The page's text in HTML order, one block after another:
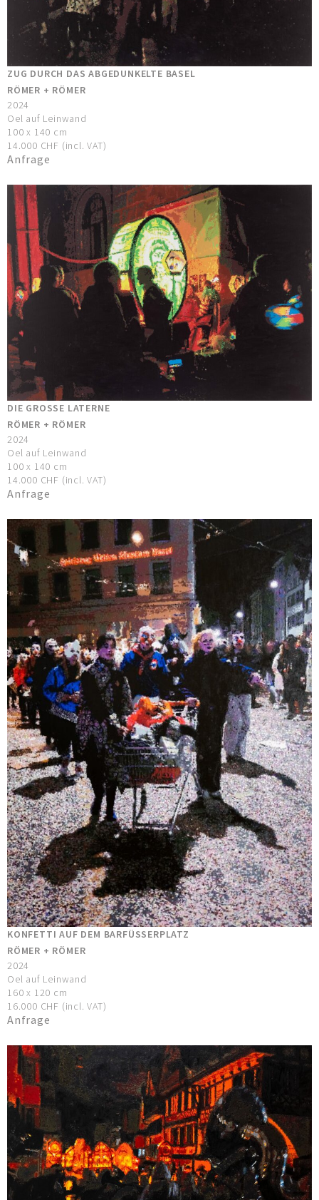
ZUG DURCH DAS ABGEDUNKELTE BASEL
RÖMER + RÖMER
2024
Oel auf Leinwand
100 x 140 cm
14.000 CHF (incl. VAT)
Anfrage
DIE GROSSE LATERNE
RÖMER + RÖMER
2024
Oel auf Leinwand
100 x 140 cm
14.000 CHF (incl. VAT)
Anfrage
KONFETTI AUF DEM BARFÜSSERPLATZ
RÖMER + RÖMER
2024
Oel auf Leinwand
160 x 120 cm
16.000 CHF (incl. VAT)
Anfrage